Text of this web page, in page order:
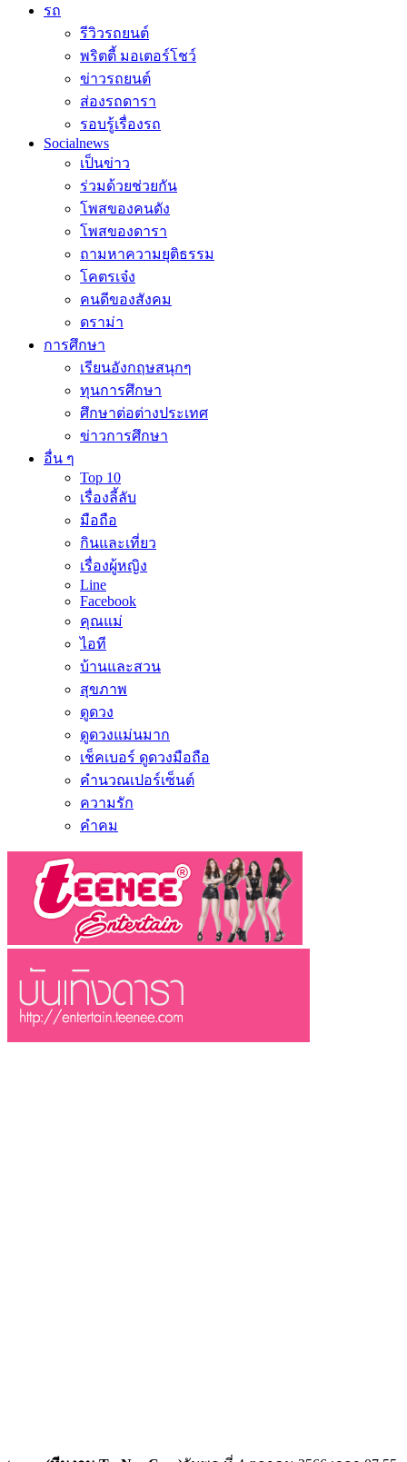
รถ
รีวิวรถยนต์
พริตตี้ มอเตอร์โชว์
ข่าวรถยนต์
ส่องรถดารา
รอบรู้เรื่องรถ
Socialnews
เป็นข่าว
ร่วมด้วยช่วยกัน
โพสของคนดัง
โพสของดารา
ถามหาความยุติธรรม
โคตรเจ๋ง
คนดีของสังคม
ดราม่า
การศึกษา
เรียนอังกฤษสนุกๆ
ทุนการศึกษา
ศึกษาต่อต่างประเทศ
ข่าวการศึกษา
อื่น ๆ
Top 10
เรื่องลี้ลับ
มือถือ
กินและเที่ยว
เรื่องผู้หญิง
Line
Facebook
คุณแม่
ไอที
บ้านและสวน
สุขภาพ
ดูดวง
ดูดวงแม่นมาก
เช็คเบอร์ ดูดวงมือถือ
คำนวณเปอร์เซ็นต์
ความรัก
คำคม